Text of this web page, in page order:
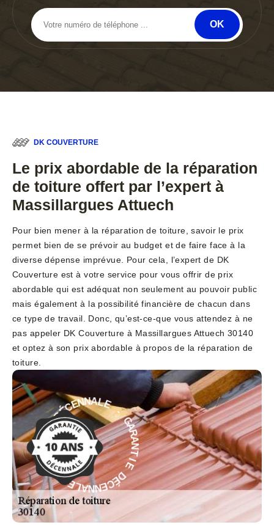
DK COUVERTURE
Le prix abordable de la réparation
de toiture offert par l’expert à
Massillargues Attuech
Pour bien mener à la réparation de toiture, savoir le prix
permet bien de se prévoir au budget et de faire face à la
diverse dépense imprévue. Pour cela, l’expert de DK
Couverture est à votre service pour vous offrir de prix
abordable qui est adéquat non seulement au pouvoir public
mais également à la possibilité financière de chacun dans
ce type de travail. Donc, qu’est-ce-que vous attendez à ne
pas appeler DK Couverture à Massillargues Attuech 30140
et optez à son prix abordable à propos de la réparation de
toiture.
G
A
R
A
N
T
I
E
D
É
C
E
N
NALE - GAR
A
N
T
I
E
D
É
C
E
N
N
A
L
E
-